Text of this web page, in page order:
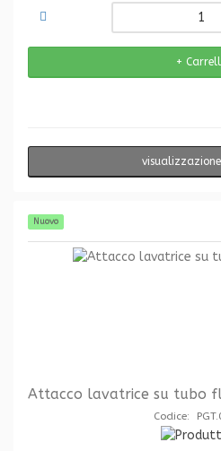
Nuovo
Attacco lavatrice su tubo
Codice: